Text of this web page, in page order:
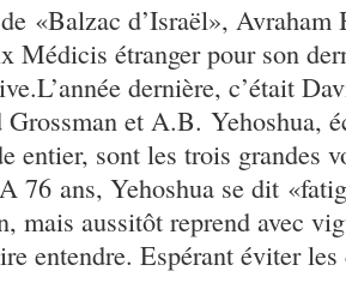
«Balzac d’Israël», Avraham
Médicis étranger pour son
dernière, c’était
et A.B. Yehoshua,
entier, sont les trois grandes
76 ans, Yehoshua se dit
mais aussitôt reprend avec
entendre. Espérant éviter